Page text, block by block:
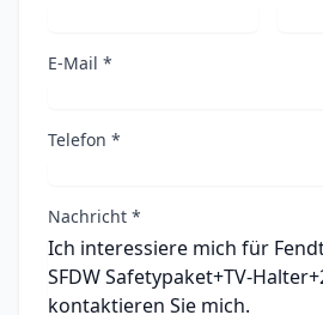
E-Mail *
Telefon *
Nachricht *